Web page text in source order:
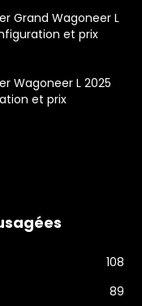
Grand Wagoneer L
et prix
Wagoneer L 2025
et prix
108
89